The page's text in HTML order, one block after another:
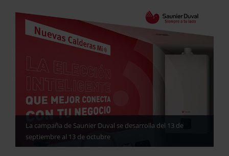
La campaña de Saunier Duval se desarrolla del 13 de
septiembre al 13 de octubre